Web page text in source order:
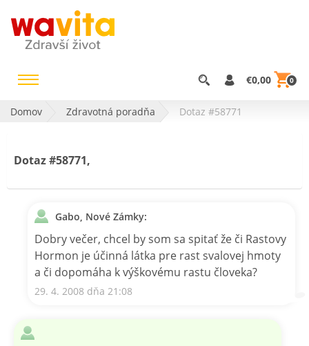
€0,00 0
Domov Zdravotná poradňa Dotaz #58771
Dotaz #58771,
Gabo, Nové Zámky:
Dobry večer, chcel by som sa spitať že či Rastovy
Hormon je účinná látka pre rast svalovej hmoty
a či dopomáha k výškovému rastu človeka?
29. 4. 2008 dňa 21:08